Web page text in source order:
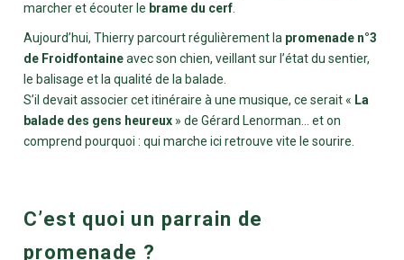
marcher et écouter le brame du cerf
Aujourd’hui, Thierry parcourt régulièrement la promenade n°3
de Froidfontaineavec son chien, veillant sur l’état du sentier,
le balisage et la qualité de la balade.
S’il devait associer cet itinéraire à une musique, ce serait « La
balade des gens heureux » de Gérard Lenorman… et on
comprend pourquoi : qui marche ici retrouve vite le sourire.
C’est quoi un parrain de
promenade ?